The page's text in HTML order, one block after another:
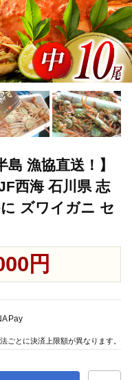
島 漁協直送！】
西海 石川県 志
ズワイガニ セ
円
Pay
ごとに決済上限額が異なります。